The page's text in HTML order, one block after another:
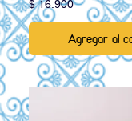
Precio
$ 16.900
Agregar al